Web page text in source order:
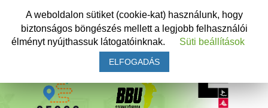
A weboldalon sütiket (cookie-kat) használunk, hogy
biztonságos böngészés mellett a legjobb felhasználói
élményt nyújthassuk látogatóinknak.
Süti beállítások
ELFOGADÁS